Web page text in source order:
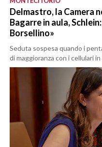
Delmastro, la Camera
Bagarre in aula,
Borsellino»
Seduta sospesa quando i
di maggioranza con i cellulari